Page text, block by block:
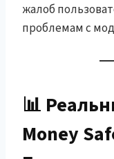
жалоб
проблемам с
📊
Money